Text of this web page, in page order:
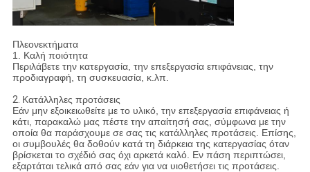
Πλεονεκτήματα
1. Καλή ποιότητα
Περιλάβετε την κατεργασία, την επεξεργασία επιφάνειας, την
προδιαγραφή, τη συσκευασία, κ.λπ.
2. Κατάλληλες προτάσεις
Εάν μην εξοικειωθείτε με το υλικό, την επεξεργασία επιφάνειας ή
κάτι, παρακαλώ μας πέστε την απαίτησή σας, σύμφωνα με την
οποία θα παράσχουμε σε σας τις κατάλληλες προτάσεις. Επίσης,
οι συμβουλές θα δοθούν κατά τη διάρκεια της κατεργασίας όταν
βρίσκεται το σχέδιό σας όχι αρκετά καλό. Εν πάση περιπτώσει,
εξαρτάται τελικά από σας εάν για να υιοθετήσει τις προτάσεις.